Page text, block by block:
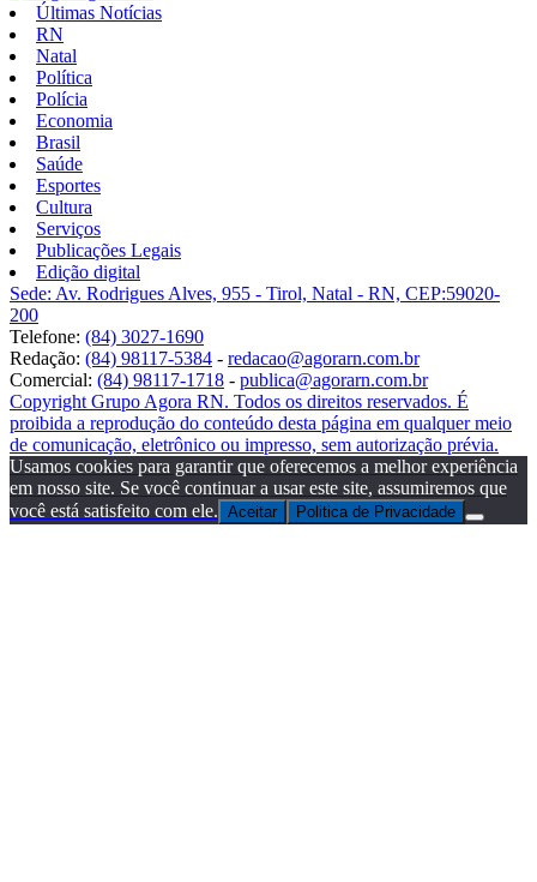
Últimas Notícias
RN
Natal
Política
Polícia
Economia
Brasil
Saúde
Esportes
Cultura
Serviços
Publicações Legais
Edição digital
Sede: Av. Rodrigues Alves, 955 - Tirol, Natal - RN, CEP:59020-
200
Telefone: (84) 3027-1690
Redação: (84) 98117-5384 - redacao@agorarn.com.br
Comercial: (84) 98117-1718 - publica@agorarn.com.br
Copyright Grupo Agora RN. Todos os direitos reservados. É
proibida a reprodução do conteúdo desta página em qualquer meio
de comunicação, eletrônico ou impresso, sem autorização prévia.
Usamos cookies para garantir que oferecemos a melhor experiência
em nosso site. Se você continuar a usar este site, assumiremos que
você está satisfeito com ele. Aceitar Politica de Privacidade